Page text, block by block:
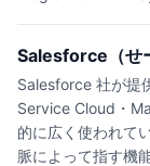
Salesforce（せ
Salesforce 社が提
Service Cloud・
的に広く使われて
脈によって指す機